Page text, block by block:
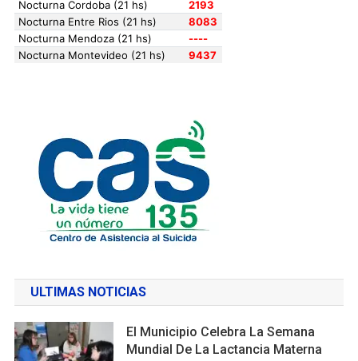
ULTIMAS NOTICIAS
El Municipio Celebra La Semana
Mundial De La Lactancia Materna